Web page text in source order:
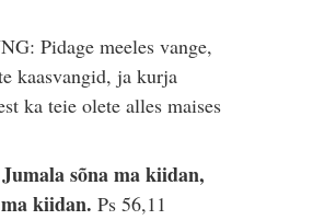
Pidage meeles vange,
kaasvangid, ja kurja
ka teie olete alles maises
Jumala sõna ma kiidan,
ma kiidan.Ps 56,11